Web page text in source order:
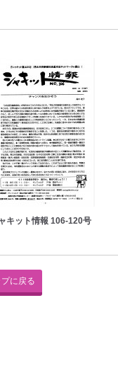
キット情報 106-120号
に戻る